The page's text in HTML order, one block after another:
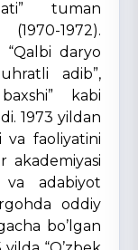
tuman
1972).
“Qalbi daryo
adib”,
kabi
1973 yildan
va faoliyatini
akademiyasi
adabiyot
oddiy
bo’lgan